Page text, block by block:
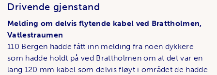
Drivende gjenstand
Melding om delvis flytende kabel ved Brattholmen,
Vatlestraumen
110 Bergen hadde fått inn melding fra noen dykkere
som hadde holdt på ved Brattholmen om at det var en
lang 120 mm kabel som delvis fløyt i området de hadde